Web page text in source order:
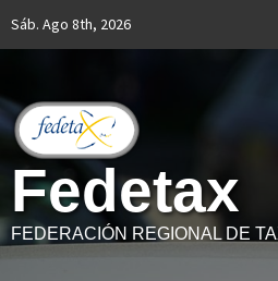
Saltar
Sáb. Ago 8th, 2026
Fedetax
FEDERACIÓN REGIONAL DE